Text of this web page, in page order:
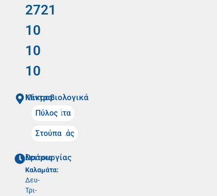
2721
10
10
10
Mικροβιολογικά Κέντρα
Καλαμάτα
Πύλος
Μελιγαλάς
Στούπα
Ωράριο λειτουργίας
Καλαμάτα:
Δευ-
Τρι-